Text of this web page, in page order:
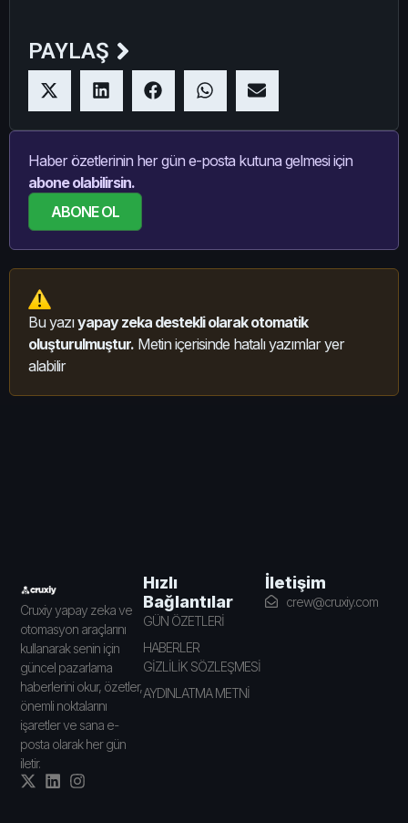
PAYLAŞ
Haber özetlerinin her gün e-posta kutuna gelmesi için
abone olabilirsin.
ABONE OL
Bu yazıyapay zeka destekli olarak otomatik
oluşturulmuştur. Metin içerisinde hatalı yazımlar yer
alabilir
Cruxiy yapay zeka ve
otomasyon araçlarını
kullanarak senin için
güncel pazarlama
haberlerini okur, özetler,
önemli noktalarını
işaretler ve sana e-
posta olarak her gün
iletir.
Hızlı
Bağlantılar
GÜN ÖZETLERİ
HABERLER
GİZLİLİK SÖZLEŞMESİ
AYDINLATMA METNİ
İletişim
crew@cruxiy.com